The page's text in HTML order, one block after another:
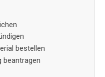
bestellen
beantragen